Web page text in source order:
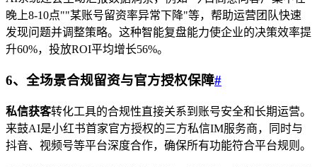
晚上8-10点""某账号留资率异常下降"等，帮助运营团队快速
发现问题并调整策略。这种智能复盘能力使企业的决策效率提
升60%，投放ROI平均增长56%。
6、全场景合规留资与官方授权保障#
私信获客转化工具的合规性直接关系到账号安全和长期运营。
来鼓AI是小红书首家官方授权的三方私信IM服务商，同时与
抖音、视频号等平台深度合作，确保所有功能符合平台规则。